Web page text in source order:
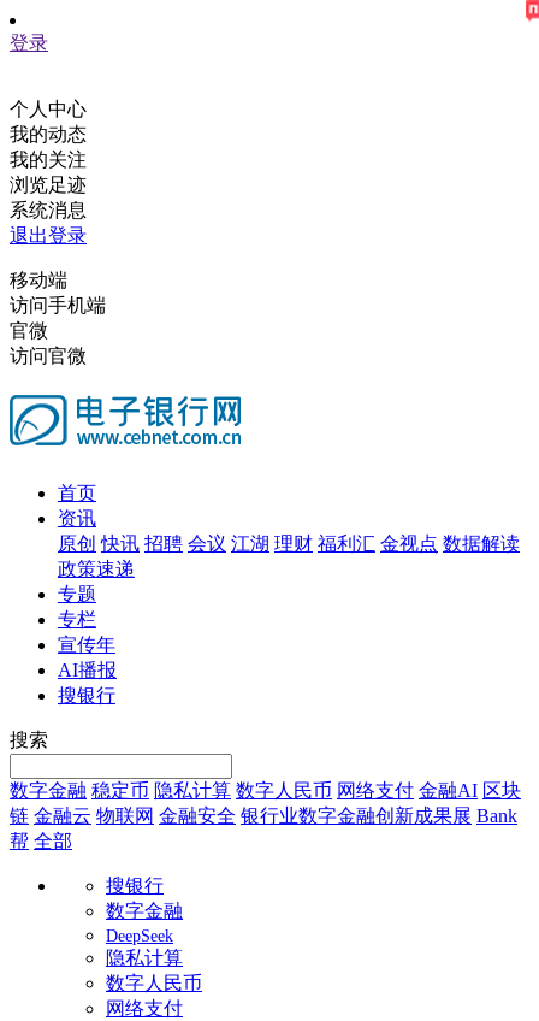
登录
个人中心
我的动态
我的关注
浏览足迹
系统消息
退出登录
移动端
访问手机端
官微
访问官微
首页
资讯
原创 快讯 招聘 会议 江湖 理财 福利汇 金视点 数据解读
政策速递
专题
专栏
宣传年
AI播报
搜银行
搜索
数字金融 稳定币 隐私计算 数字人民币 网络支付 金融AI 区块
链 金融云 物联网 金融安全 银行业数字金融创新成果展 Bank
帮 全部
搜银行
数字金融
DeepSeek
隐私计算
数字人民币
网络支付